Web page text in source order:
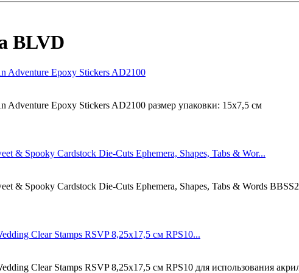
BLVD
Adventure Epoxy Stickers AD2100
Adventure Epoxy Stickers AD2100 размер упаковки: 15х7,5 см
& Spooky Cardstock Die-Cuts Ephemera, Shapes, Tabs & Wor...
& Spooky Cardstock Die-Cuts Ephemera, Shapes, Tabs & Words
Clear Stamps RSVP 8,25x17,5 см RPS10...
Clear Stamps RSVP 8,25x17,5 см RPS10 для использования